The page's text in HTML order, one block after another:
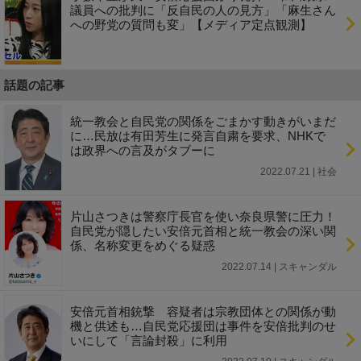
議員への批判に「反自民の人の見方」「麻生さん
への野党の質問も変」【メディア定点観測】
話題の記事
統一教会と自民党の関係をごまかす動きがいまだ
に…民放は有田芳生に発言自粛を要求、NHKで
は政界への言及がタブーに
2022.07.21 | 社会
片山さつきは警察庁長官を使い奈良県警に圧力！
自民党が隠したい安倍元首相と統一教会の深い関
係、名称変更をめぐる疑惑
2022.07.14 | スキャンダル
安倍元首相銃撃 容疑者は宗教団体との関係が動
機と供述も…自民党応援団は事件を安倍批判のせ
いにして「言論封殺」に利用